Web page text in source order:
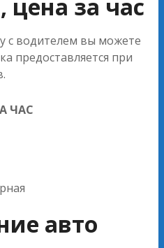
за час
с водителем вы можете
предоставляется при
ЧАС
авто